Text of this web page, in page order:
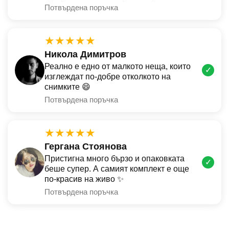
Потвърдена поръчка
★★★★★
Никола Димитров
Реално е едно от малкото неща, които
изглеждат по-добре отколкото на
снимките 😄
Потвърдена поръчка
✓
★★★★★
Гергана Стоянова
Пристигна много бързо и опаковката
беше супер. А самият комплект е още
по-красив на живо ✨
Потвърдена поръчка
✓